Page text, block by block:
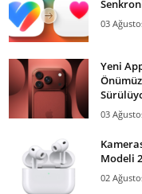
03
Yeni
03
Modeli
02